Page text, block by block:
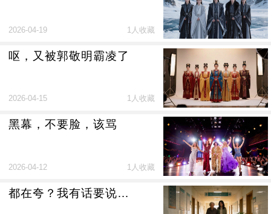
2026-04-19 1人收藏
呕，又被郭敬明霸凌了
2026-04-15 1人收藏
黑幕，不要脸，该骂
2026-04-12 1人收藏
都在夸？我有话要说…